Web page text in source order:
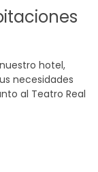
hotel,
necesidades
al Teatro Real